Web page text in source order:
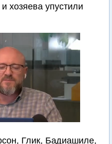
хозяева упустили
Глик, Бадиашиле,